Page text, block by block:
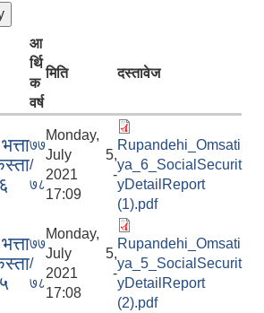
आ
र्थि
क
वर्ष
मिति दस्तावेज
७७
/
७८
Monday,
July 5,
2021 -
17:09
Rupandehi_Omsati
ya_6_SocialSecurit
yDetailReport
(1).pdf
७७
/
७८
Monday,
July 5,
2021 -
17:08
Rupandehi_Omsati
ya_5_SocialSecurit
yDetailReport
(2).pdf